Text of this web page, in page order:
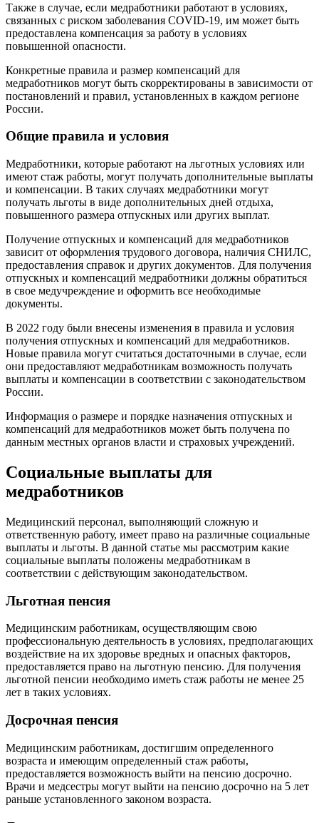
Также в случае, если медработники работают в условиях,
связанных с риском заболевания COVID-19, им может быть
предоставлена компенсация за работу в условиях
повышенной опасности.
Конкретные правила и размер компенсаций для
медработников могут быть скорректированы в зависимости от
постановлений и правил, установленных в каждом регионе
России.
Общие правила и условия
Медработники, которые работают на льготных условиях или
имеют стаж работы, могут получать дополнительные выплаты
и компенсации. В таких случаях медработники могут
получать льготы в виде дополнительных дней отдыха,
повышенного размера отпускных или других выплат.
Получение отпускных и компенсаций для медработников
зависит от оформления трудового договора, наличия СНИЛС,
предоставления справок и других документов. Для получения
отпускных и компенсаций медработники должны обратиться
в свое медучреждение и оформить все необходимые
документы.
В 2022 году были внесены изменения в правила и условия
получения отпускных и компенсаций для медработников.
Новые правила могут считаться достаточными в случае, если
они предоставляют медработникам возможность получать
выплаты и компенсации в соответствии с законодательством
России.
Информация о размере и порядке назначения отпускных и
компенсаций для медработников может быть получена по
данным местных органов власти и страховых учреждений.
Социальные выплаты для
медработников
Медицинский персонал, выполняющий сложную и
ответственную работу, имеет право на различные социальные
выплаты и льготы. В данной статье мы рассмотрим какие
социальные выплаты положены медработникам в
соответствии с действующим законодательством.
Льготная пенсия
Медицинским работникам, осуществляющим свою
профессиональную деятельность в условиях, предполагающих
воздействие на их здоровье вредных и опасных факторов,
предоставляется право на льготную пенсию. Для получения
льготной пенсии необходимо иметь стаж работы не менее 25
лет в таких условиях.
Досрочная пенсия
Медицинским работникам, достигшим определенного
возраста и имеющим определенный стаж работы,
предоставляется возможность выйти на пенсию досрочно.
Врачи и медсестры могут выйти на пенсию досрочно на 5 лет
раньше установленного законом возраста.